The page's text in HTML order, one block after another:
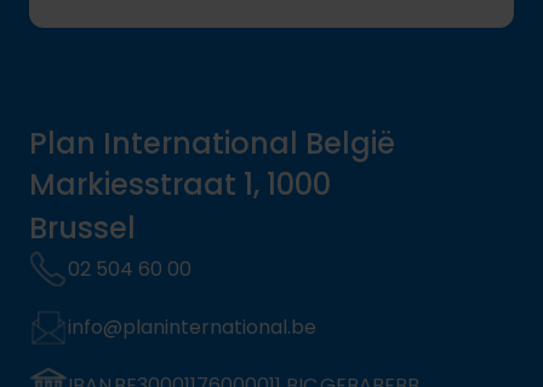
Plan International België
Markiesstraat 1, 1000
Brussel
02 504 60 00
info@planinternational.be